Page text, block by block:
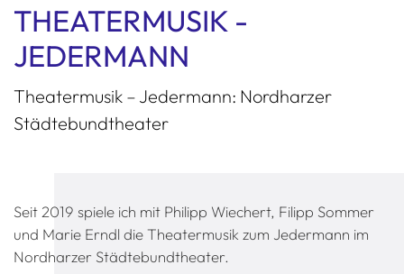
THEATERMUSIK -
JEDERMANN
Theatermusik – Jedermann: Nordharzer
Städtebundtheater
Seit 2019 spiele ich mit Philipp Wiechert, Filipp Sommer
und Marie Erndl die Theatermusik zum Jedermann im
Nordharzer Städtebundtheater.